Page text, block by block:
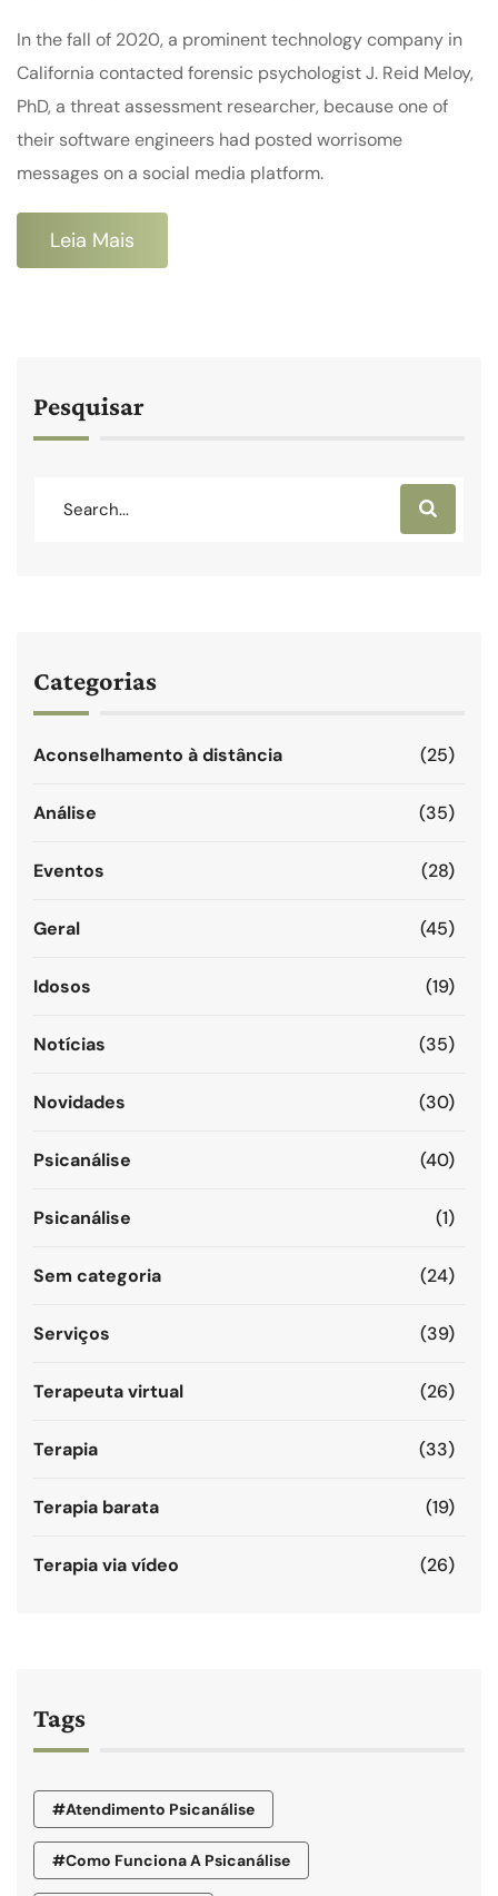
In the fall of 2020, a prominent technology company in
California contacted forensic psychologist J. Reid Meloy,
PhD, a threat assessment researcher, because one of
their software engineers had posted worrisome
messages on a social media platform.
Leia Mais
Pesquisar
Categorias
Aconselhamento à distância (25)
Análise (35)
Eventos (28)
Geral (45)
Idosos (19)
Notícias (35)
Novidades (30)
Psicanálise (40)
Psicanálise (1)
Sem categoria (24)
Serviços (39)
Terapeuta virtual (26)
Terapia (33)
Terapia barata (19)
Terapia via vídeo (26)
Tags
#atendimento Psicanálise
#como Funciona A Psicanálise